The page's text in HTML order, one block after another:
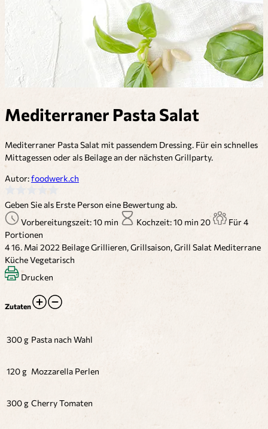
Mediterraner Pasta Salat
Mediterraner Pasta Salat mit passendem Dressing. Für ein schnelles
Mittagessen oder als Beilage an der nächsten Grillparty.
Autor:foodwerk.ch
Geben Sie als Erste Person eine Bewertung ab.
Vorbereitungszeit: 10 min
Kochzeit: 10 min 20
Für 4
Portionen
416. Mai 2022 BeilageGrillieren, Grillsaison, Grill Salat Mediterrane
KücheVegetarisch
Drucken
Zutaten
300 g Pasta nach Wahl
120 g Mozzarella Perlen
300 g Cherry Tomaten